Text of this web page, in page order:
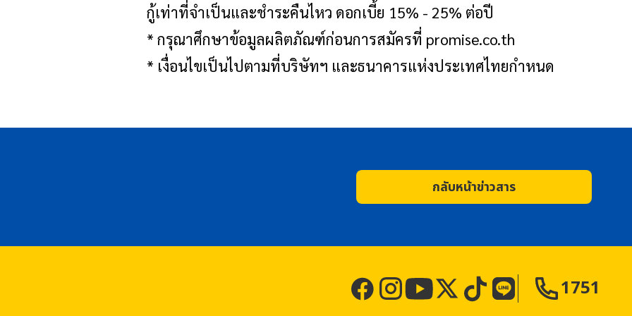
กู้เท่าที่จำเป็นและชำระคืนไหว ดอกเบี้ย 15% - 25% ต่อปี
* กรุณาศึกษาข้อมูลผลิตภัณฑ์ก่อนการสมัครที่ promise.co.th
* เงื่อนไขเป็นไปตามที่บริษัทฯ และธนาคารแห่งประเทศไทยกำหนด
กลับหน้าข่าวสาร
1751